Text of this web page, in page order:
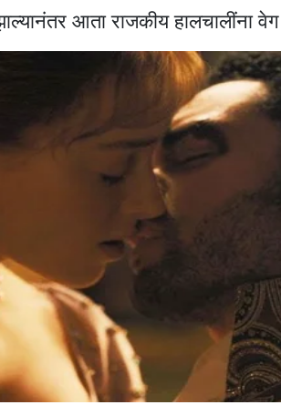
आता राजकीय हालचालींना